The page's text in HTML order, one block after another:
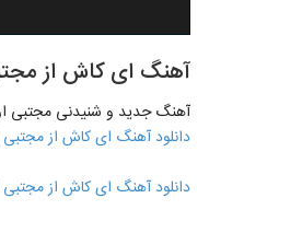
آهنگ ای کاش از
آهنگ جدید و شنیدنی مجتبی
دانلود آهنگ ای کاش از مجتبی
دانلود آهنگ ای کاش از مجتبی